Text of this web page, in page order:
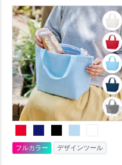
色の付箋メモをセットしまし
た。カバー付きなのでカバン
の中でぐちゃぐちゃになって
しまうリスクも軽減！学生か
ら社会人、主婦の方まで幅広
く便利にお使いいただけるア
イテムです。日々の生活をち
ょっぴり豊かにするアイテム
です。
フルカラー デザインツール